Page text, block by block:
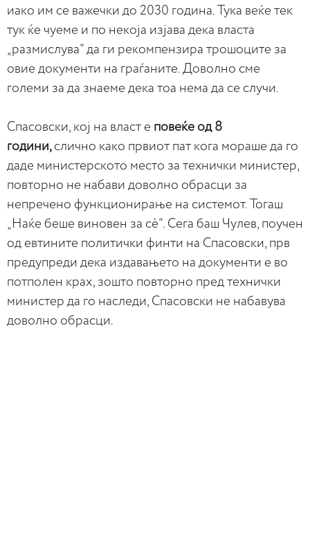
иако им се важечки до 2030 година. Тука веќе тек
тук ќе чуеме и по некоја изјава дека власта
„размислува“ да ги рекомпензира трошоците за
овие документи на граѓаните. Доволно сме
големи за да знаеме дека тоа нема да се случи.
Спасовски, кој на власт е повеќе од 8
години, слично како првиот пат кога мораше да го
даде министерското место за технички министер,
повторно не набави доволно обрасци за
непречено функционирање на системот. Тогаш
„Наќе беше виновен за сè“. Сега баш Чулев, поучен
од евтините политички финти на Спасовски, прв
предупреди дека издавањето на документи е во
потполен крах, зошто повторно пред технички
министер да го наследи, Спасовски не набавува
доволно обрасци.